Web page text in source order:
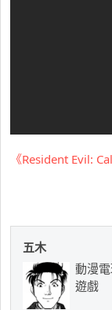
《Resident Evil:
五木
動漫
遊戲